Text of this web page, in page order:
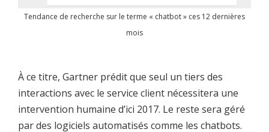
Tendance de recherche sur le terme « chatbot » ces 12 dernières
mois
À ce titre, Gartner prédit que seul un tiers des
interactions avec le service client nécessitera une
intervention humaine d’ici 2017. Le reste sera géré
par des logiciels automatisés comme les chatbots.